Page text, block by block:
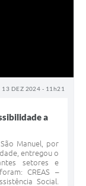
13 DEZ 2024 - 11h21
a
Manuel, por
entregou o
setores e
CREAS –
Social.